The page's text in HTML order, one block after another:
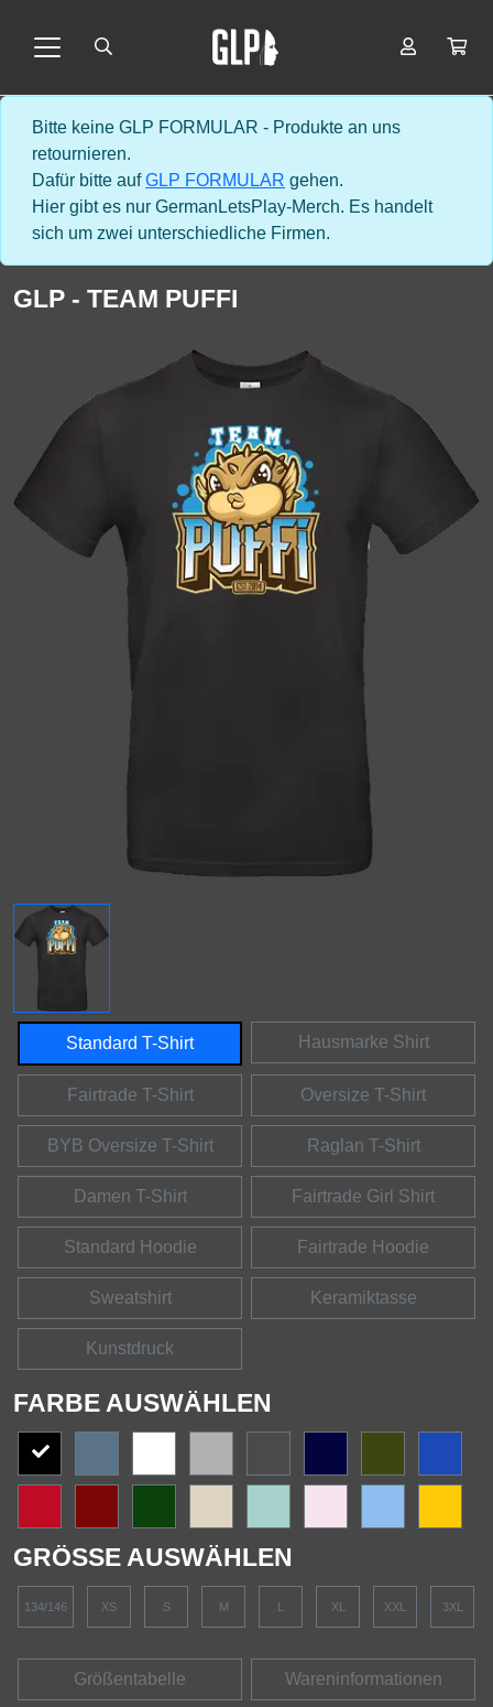
Bitte keine GLP FORMULAR - Produkte an uns
retournieren.
Dafür bitte aufGLP FORMULAR gehen.
Hier gibt es nur GermanLetsPlay-Merch. Es handelt
sich um zwei unterschiedliche Firmen.
GLP - TEAM PUFFI
Standard T-Shirt Hausmarke Shirt
Fairtrade T-Shirt Oversize T-Shirt
BYB Oversize T-Shirt Raglan T-Shirt
Damen T-Shirt Fairtrade Girl Shirt
Standard Hoodie Fairtrade Hoodie
Sweatshirt Keramiktasse
Kunstdruck
FARBE AUSWÄHLEN
GRÖSSE AUSWÄHLEN
134/146 XS S M L XL XXL 3XL
Größentabelle Wareninformationen